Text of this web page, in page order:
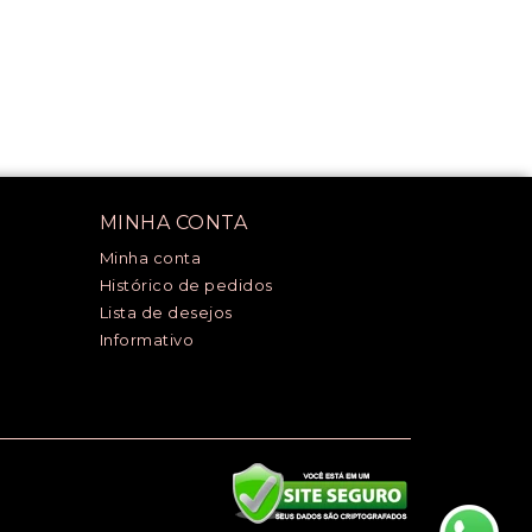
MINHA CONTA
Minha conta
Histórico de pedidos
Lista de desejos
Informativo